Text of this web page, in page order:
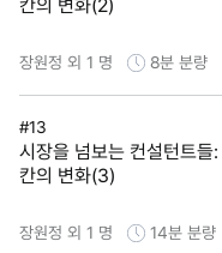
칸의 변화(2)
장원정 외 1 명 8분 분량
#13
시장을 넘보는 컨설턴트들
칸의 변화(3)
장원정 외 1 명 14분 분량